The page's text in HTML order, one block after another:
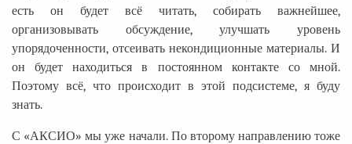
есть он будет всё читать, собирать важнейшее,
организовывать обсуждение, улучшать уровень
упорядоченности, отсеивать некондиционные материалы. И
он будет находиться в постоянном контакте со мной.
Поэтому всё, что происходит в этой подсистеме, я буду
знать.
С «АКСИО» мы уже начали. По второму направлению тоже